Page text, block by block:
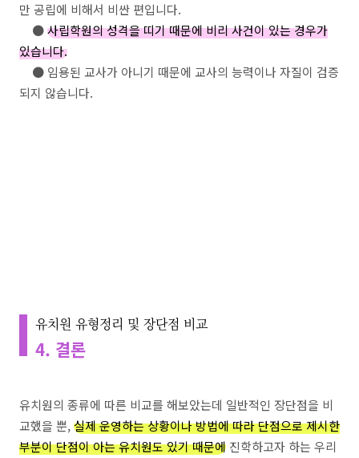
만 공립에 비해서 비싼 편입니다.
●사립학원의 성격을 띠기 때문에 비리 사건이 있는 경우가
있습니다.
● 임용된 교사가 아니기 때문에 교사의 능력이나 자질이 검증
되지 않습니다.
유치원 유형정리 및 장단점 비교
4. 결론
유치원의 종류에 따른 비교를 해보았는데 일반적인 장단점을 비
교했을 뿐,실제 운영하는 상황이나 방법에 따라 단점으로 제시한
부분이 단점이 아는 유치원도 있기 때문에 진학하고자 하는 우리